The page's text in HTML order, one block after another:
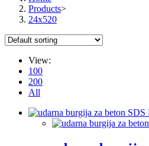
Products>
24x520
View:
100
200
All